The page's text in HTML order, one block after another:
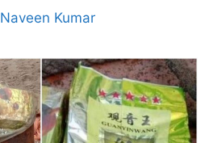
Naveen Kumar